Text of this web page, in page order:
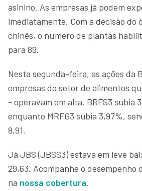
asinino. As empresas já podem
imediatamente. Com a decisão do
chinês, o número de plantas
para 89.
Nesta segunda-feira, as ações da
empresas do setor de alimentos
- operavam em alta. BRFS3 subia
enquanto MRFG3 subia 3,97%,
8,91.
Já JBS (JBSS3) estava em leve
29,63. Acompanhe o desempenho
na nossa cobertura.